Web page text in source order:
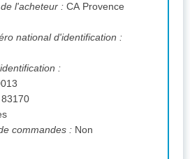
l'acheteur : CA Provence
national d'identification :
:
83170
commandes : Non